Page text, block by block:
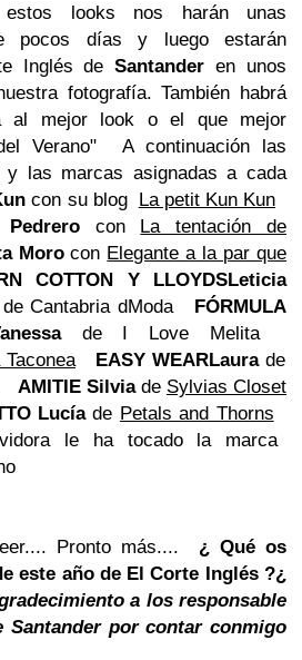
looks nos harán unas
pocos días y luego estarán
Inglés deSantander en unos
fotografía. También habrá
al mejor look o el que mejor
Verano"
A continuación las
y las marcas asignadas a cada
con su blog La petit Kun Kun
con La tentación de
Morocon Elegante a la par que
COTTON Y LLOYDSLeticia
deCantabria dModa
FÓRMULA
de I Love Melita
Taconea EASY WEARLaura de
AMITIE Silviade Sylvias Closet
Lucíade Petals and Thorns
le ha tocado la marca
Pronto más....
¿ Qué os
este año de El Corte Inglés ?¿
a los responsable
Santander por contar conmigo